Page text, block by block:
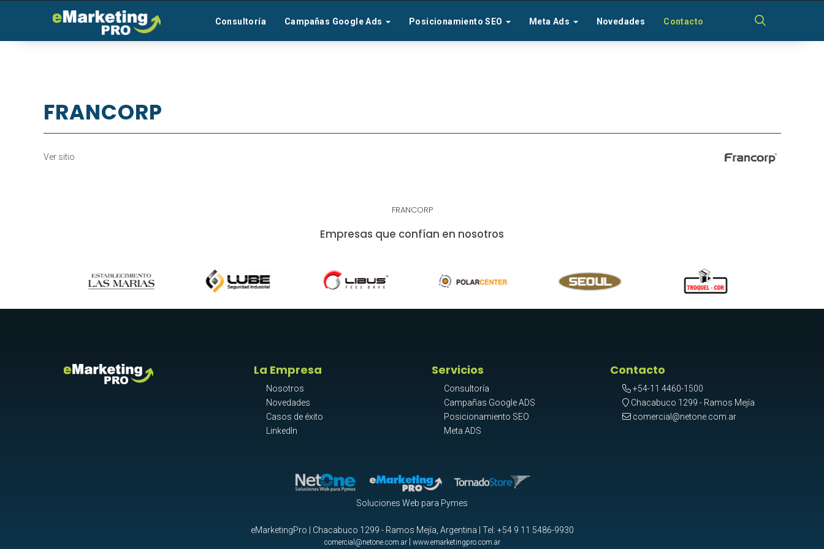
Consultoría Campañas Google Ads Posicionamiento SEO Meta Ads Novedades Contacto
FRANCORP
Ver sitio
FRANCORP
Empresas que confían en nosotros
La Empresa
Nosotros
Novedades
Casos de éxito
LinkedIn
Servicios
Consultoría
Campañas Google ADS
Posicionamiento SEO
Meta ADS
Contacto
+54-11 4460-1500
Chacabuco 1299 - Ramos Mejía
comercial@netone.com.ar
Soluciones Web para Pymes
eMarketingPro | Chacabuco 1299 - Ramos Mejía, Argentina | Tel: +54 9 11 5486-9930
comercial@netone.com.ar| www.emarketingpro.com.ar